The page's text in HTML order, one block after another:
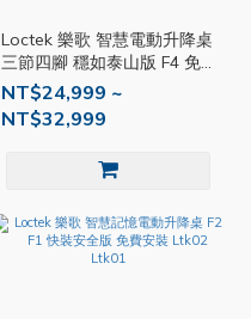
Loctek 樂歌 智慧電動升降桌
三節四腳 穩如泰山版 F4 免
費安裝 電動升降桌 電腦桌
辦公桌 電競桌 升降桌 Ltk06
Ltk05
NT$24,999 ~
NT$32,999